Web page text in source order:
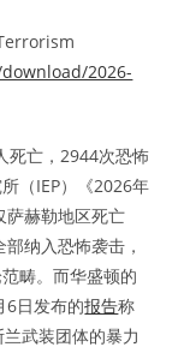
2026-
死亡，2944次恐怖
（IEP）《2026年
萨赫勒地区死亡
纳入恐怖袭击，
畴。而华盛顿的
6日发布的报告称
武装团体的暴力